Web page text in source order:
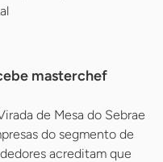
masterchef
de Mesa do Sebrae
do segmento de
acreditam que